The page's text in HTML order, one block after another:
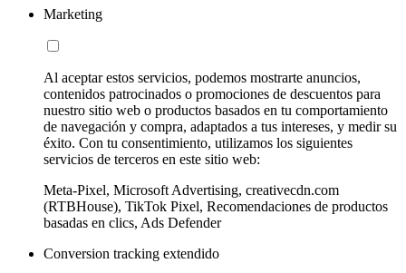
Marketing
Al aceptar estos servicios, podemos mostrarte anuncios,
contenidos patrocinados o promociones de descuentos para
nuestro sitio web o productos basados en tu comportamiento
de navegación y compra, adaptados a tus intereses, y medir su
éxito. Con tu consentimiento, utilizamos los siguientes
servicios de terceros en este sitio web:
Meta-Pixel, Microsoft Advertising, creativecdn.com
(RTBHouse), TikTok Pixel, Recomendaciones de productos
basadas en clics, Ads Defender
Conversion tracking extendido